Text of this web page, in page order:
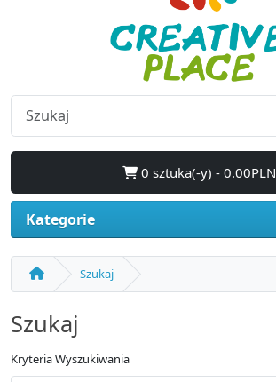
0 sztuka(-y) - 0.00PLN
Kategorie
Szukaj
Szukaj
Kryteria Wyszukiwania